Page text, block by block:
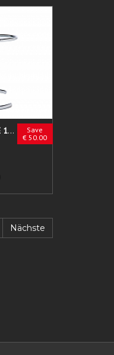
Save
€ 50.00
Adjustable Table E 1027
Nächste